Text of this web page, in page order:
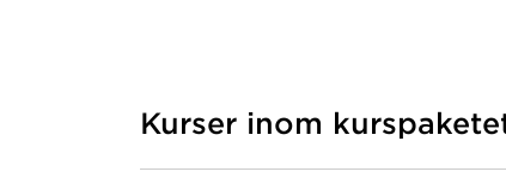
Kurser inom